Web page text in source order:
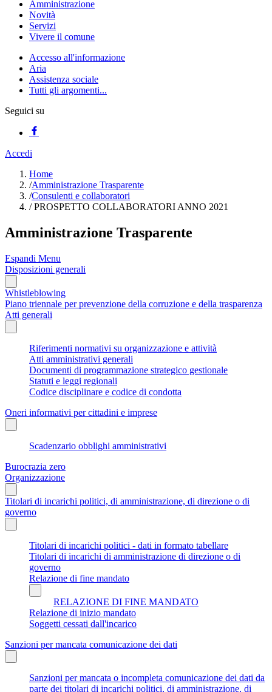
Amministrazione
Novità
Servizi
Vivere il comune
Accesso all'informazione
Aria
Assistenza sociale
Tutti gli argomenti...
Seguici su
Accedi
Home
/Amministrazione Trasparente
/Consulenti e collaboratori
/PROSPETTO COLLABORATORI ANNO 2021
Amministrazione Trasparente
Espandi Menu
Disposizioni generali
Whistleblowing
Piano triennale per prevenzione della corruzione e della trasparenza
Atti generali
Riferimenti normativi su organizzazione e attività
Atti amministrativi generali
Documenti di programmazione strategico gestionale
Statuti e leggi regionali
Codice disciplinare e codice di condotta
Oneri informativi per cittadini e imprese
Scadenzario obblighi amministrativi
Burocrazia zero
Organizzazione
Titolari di incarichi politici, di amministrazione, di direzione o di
governo
Titolari di incarichi politici - dati in formato tabellare
Titolari di incarichi di amministrazione di direzione o di
governo
Relazione di fine mandato
RELAZIONE DI FINE MANDATO
Relazione di inizio mandato
Soggetti cessati dall'incarico
Sanzioni per mancata comunicazione dei dati
Sanzioni per mancata o incompleta comunicazione dei dati da
parte dei titolari di incarichi politici, di amministrazione, di